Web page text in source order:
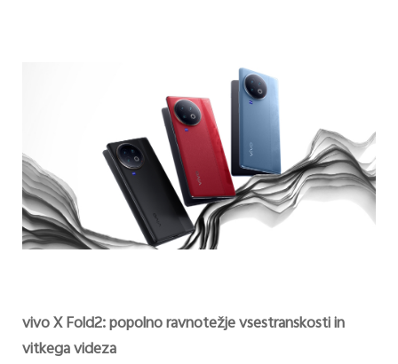
vivo X Fold2: popolno ravnotežje vsestranskosti in
vitkega videza